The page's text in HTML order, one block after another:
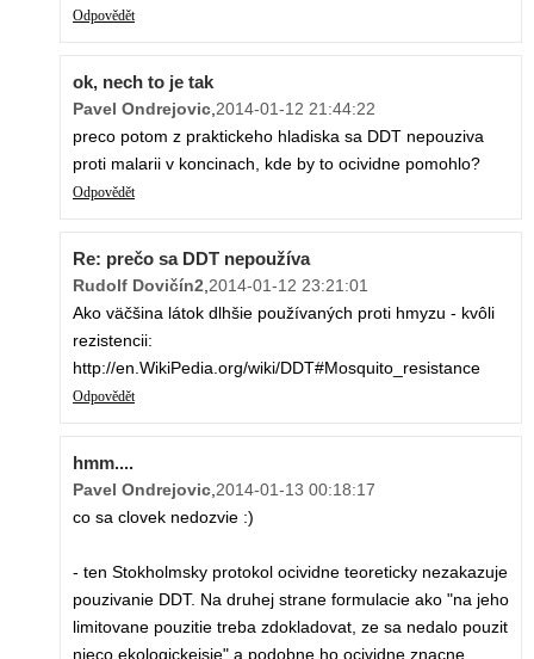
Odpovědět
ok, nech to je tak
Pavel Ondrejovic,2014-01-12 21:44:22
preco potom z praktickeho hladiska sa DDT nepouziva
proti malarii v koncinach, kde by to ocividne pomohlo?
Odpovědět
Re: prečo sa DDT nepoužíva
Rudolf Dovičín2,2014-01-12 23:21:01
Ako väčšina látok dlhšie používaných proti hmyzu - kvôli
rezistencii:
http://en.WikiPedia.org/wiki/DDT#Mosquito_resistance
Odpovědět
hmm....
Pavel Ondrejovic,2014-01-13 00:18:17
co sa clovek nedozvie :)
- ten Stokholmsky protokol ocividne teoreticky nezakazuje
pouzivanie DDT. Na druhej strane formulacie ako "na jeho
limitovane pouzitie treba zdokladovat, ze sa nedalo pouzit
nieco ekologickejsie" a podobne ho ocividne znacne